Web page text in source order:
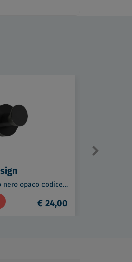
Plus porta abito nero opaco codice prod: W4917-NM
€ 24,00